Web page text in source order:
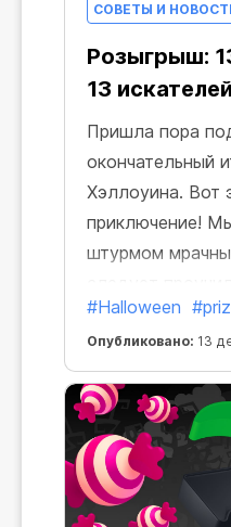
СОВЕТЫ И
Розыгрыш:
13
Пришла пора
окончательный
Хэллоуина. Вот
приключение!
штурмом
следует
#Halloween
Опубликовано: 13